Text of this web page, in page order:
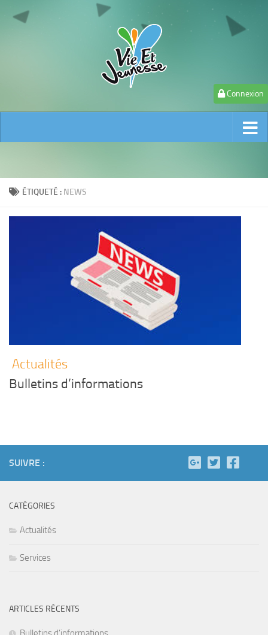
Connexion
ÉTIQUETÉ : NEWS
Actualités
Bulletins d’informations
SUIVRE :
CATÉGORIES
Actualités
Services
ARTICLES RÉCENTS